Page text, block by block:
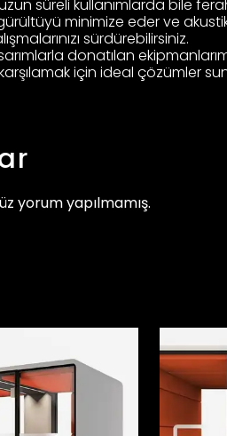
süreli kullanımlarda bile
minimize eder ve
sürdürebilirsiniz.
donatılan
için ideal çözümler
yorum yapılmamış.